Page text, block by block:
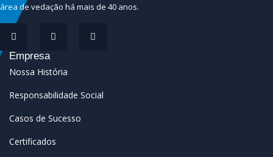
área de vedação há mais de 40 anos.
Empresa
Nossa História
Responsabilidade Social
Casos de Sucesso
Certificados